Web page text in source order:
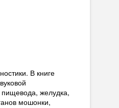
В книге
пищевода, желудка,
мошонки,